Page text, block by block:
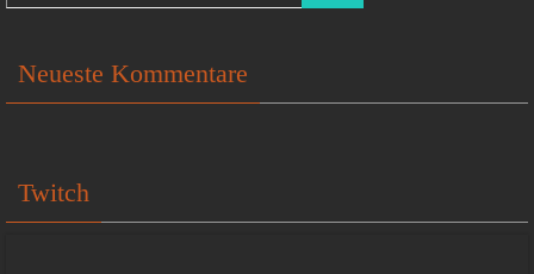
Neueste Kommentare
Twitch